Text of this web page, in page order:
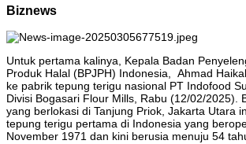
Biznews
Untuk pertama kalinya, Kepala Badan
Produk Halal (BPJPH) Indonesia, Ahmad
ke pabrik tepung terigu nasional PT Indofood
Divisi Bogasari Flour Mills, Rabu (12/02/2025).
yang berlokasi di Tanjung Priok, Jakarta Utara
tepung terigu pertama di Indonesia yang
November 1971 dan kini berusia menuju 54